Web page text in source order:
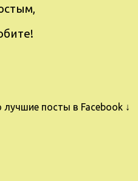
посты в Facebook ↓